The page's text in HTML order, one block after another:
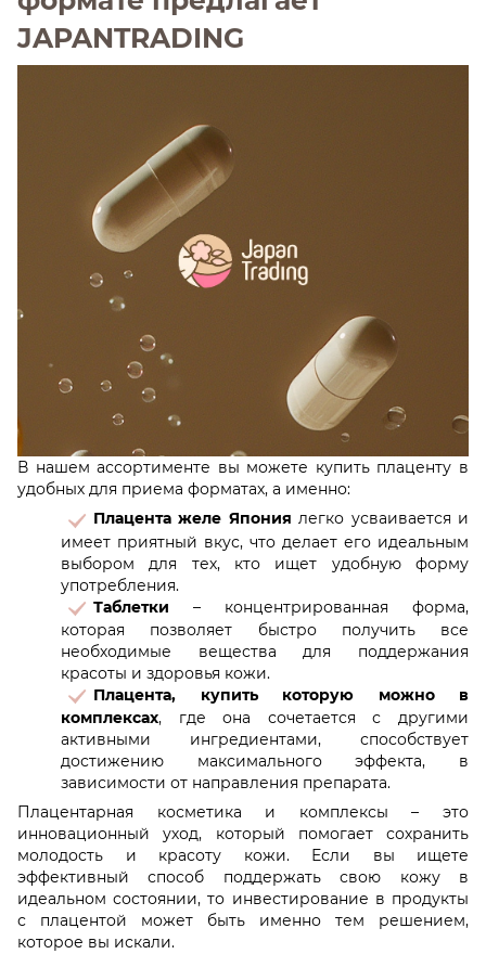
JAPANTRADING
В нашем ассортименте вы можете купить плаценту в
удобных для приема форматах, а именно:
Плацента желе Япония легко усваивается и
имеет приятный вкус, что делает его идеальным
выбором для тех, кто ищет удобную форму
употребления.
Таблетки – концентрированная форма,
которая позволяет быстро получить все
необходимые вещества для поддержания
красоты и здоровья кожи.
Плацента, купить которую можно в
комплексах, где она сочетается с другими
активными ингредиентами, способствует
достижению максимального эффекта, в
зависимости от направления препарата.
Плацентарная косметика и комплексы – это
инновационный уход, который помогает сохранить
молодость и красоту кожи. Если вы ищете
эффективный способ поддержать свою кожу в
идеальном состоянии, то инвестирование в продукты
с плацентой может быть именно тем решением,
которое вы искали.